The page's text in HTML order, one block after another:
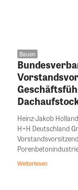
Bauen
Heinz-Jakob
H+H Deutschland
Porenbetonindustrie
Weiterlesen